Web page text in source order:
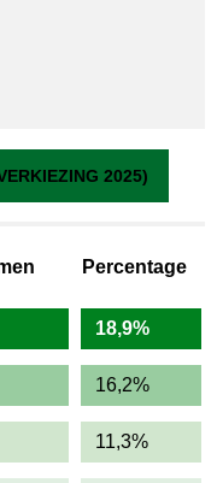
2025)
Percentage
18,9%
16,2%
11,3%